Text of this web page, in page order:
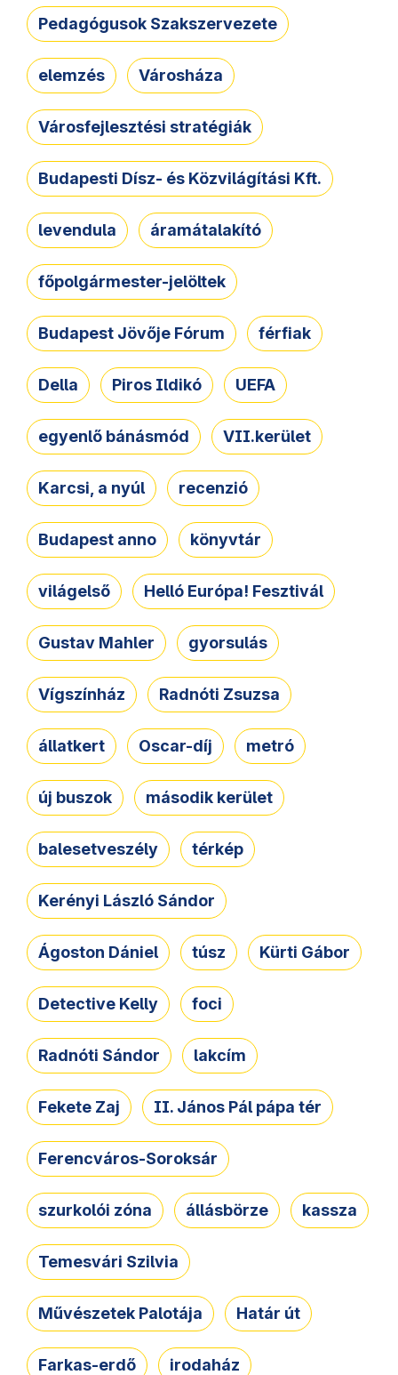
Pedagógusok Szakszervezete
elemzés Városháza
Városfejlesztési stratégiák
Budapesti Dísz- és Közvilágítási Kft.
levendula áramátalakító
főpolgármester-jelöltek
Budapest Jövője Fórum férfiak
Della Piros Ildikó UEFA
egyenlő bánásmód VII.kerület
Karcsi, a nyúl recenzió
Budapest anno könyvtár
világelső Helló Európa! Fesztivál
Gustav Mahler gyorsulás
Vígszínház Radnóti Zsuzsa
állatkert Oscar-díj metró
új buszok második kerület
balesetveszély térkép
Kerényi László Sándor
Ágoston Dániel túsz Kürti Gábor
Detective Kelly foci
Radnóti Sándor lakcím
Fekete Zaj II. János Pál pápa tér
Ferencváros-Soroksár
szurkolói zóna állásbörze kassza
Temesvári Szilvia
Művészetek Palotája Határ út
Farkas-erdő irodaház